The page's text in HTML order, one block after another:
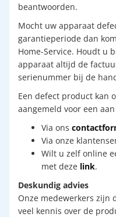
beantwoorden.
Mocht uw apparaat
garantieperiode dan
Home-Service. Houdt u
apparaat altijd de
serienummer bij de
Een defect product kan
aangemeld voor een
Via ons
Via onze
Wilt u zelf online
met deze link.
Deskundig advies
Onze medewerkers zijn
veel kennis over de